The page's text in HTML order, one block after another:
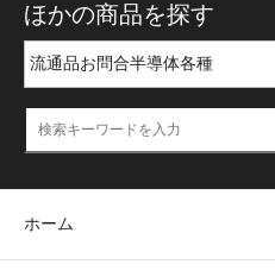
ほかの商品を探す
ホーム